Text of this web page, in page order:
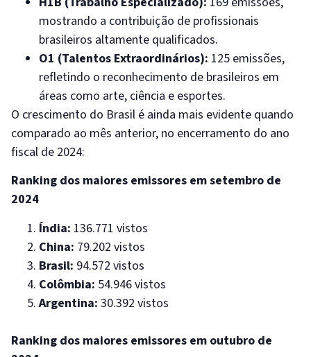
mostrando a contribuição de profissionais
brasileiros altamente qualificados.
O1 (Talentos Extraordinários): 125 emissões,
refletindo o reconhecimento de brasileiros em
áreas como arte, ciência e esportes.
O crescimento do Brasil é ainda mais evidente quando
comparado ao mês anterior, no encerramento do ano
fiscal de 2024:
Ranking dos maiores emissores em setembro de
2024
Índia: 136.771 vistos
China: 79.202 vistos
Brasil: 94.572 vistos
Colômbia: 54.946 vistos
Argentina: 30.392 vistos
Ranking dos maiores emissores em outubro de